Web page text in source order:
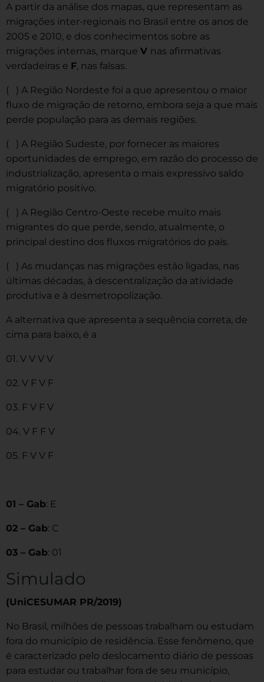
A partir da análise dos mapas, que representam as
migrações inter-regionais no Brasil entre os anos de
2005 e 2010, e dos conhecimentos sobre as
migrações internas, marque V nas afirmativas
verdadeiras e F, nas falsas.
( ) A Região Nordeste foi a que apresentou o maior
fluxo de migração de retorno, embora seja a que mais
perde população para as demais regiões.
( ) A Região Sudeste, por fornecer as maiores
oportunidades de emprego, em razão do processo de
industrialização, apresenta o mais expressivo saldo
migratório positivo.
( ) A Região Centro-Oeste recebe muito mais
migrantes do que perde, sendo, atualmente, o
principal destino dos fluxos migratórios do país.
( ) As mudanças nas migrações estão ligadas, nas
últimas décadas, à descentralização da atividade
produtiva e à desmetropolização.
A alternativa que apresenta a sequência correta, de
cima para baixo, é a
01. V V V V
02. V F V F
03. F V F V
04. V F F V
05. F V V F
01 – Gab: E
02 – Gab: C
03 – Gab: 01
Simulado
(UniCESUMAR PR/2019)
No Brasil, milhões de pessoas trabalham ou estudam
fora do município de residência. Esse fenômeno, que
é caracterizado pelo deslocamento diário de pessoas
para estudar ou trabalhar fora de seu município,